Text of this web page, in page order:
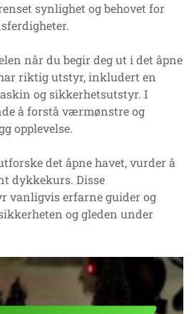
synlighet og behovet for
når du begir deg ut i det åpne
riktig utstyr, inkludert en
og sikkerhetsutstyr. I
å forstå værmønstre og
opplevelse.
det åpne havet, vurder å
dykkekurs. Disse
vanligvis erfarne guider og
og gleden under